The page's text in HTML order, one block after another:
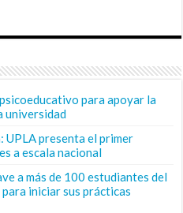
para apoyar la
universidad
UPLA presenta el primer
a escala nacional
a más de 100 estudiantes del
para iniciar sus prácticas